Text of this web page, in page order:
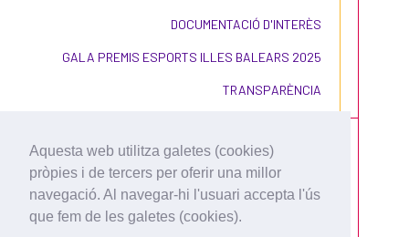
Aquesta web utilitza galetes (cookies)
pròpies i de tercers per oferir una millor
navegació. Al navegar-hi l'usuari accepta l'ús
que fem de les galetes (cookies).
DOCUMENTACIÓ D'INTERÈS
GALA PREMIS ESPORTS ILLES BALEARS 2025
TRANSPARÈNCIA
CONDICIONS D'ÚS I